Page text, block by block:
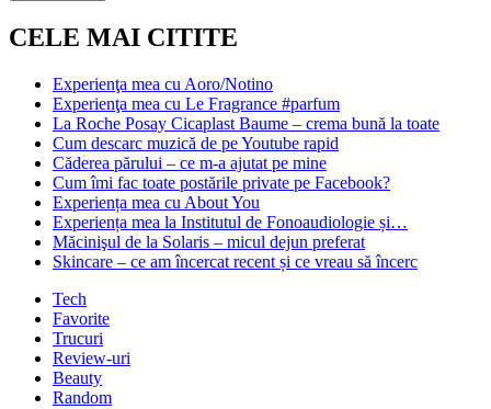
CELE MAI CITITE
Experienţa mea cu Aoro/Notino
Experienţa mea cu Le Fragrance #parfum
La Roche Posay Cicaplast Baume – crema bună la toate
Cum descarc muzică de pe Youtube rapid
Căderea părului – ce m-a ajutat pe mine
Cum îmi fac toate postările private pe Facebook?
Experiența mea cu About You
Experiența mea la Institutul de Fonoaudiologie și…
Măcinişul de la Solaris – micul dejun preferat
Skincare – ce am încercat recent și ce vreau să încerc
Tech
Favorite
Trucuri
Review-uri
Beauty
Random